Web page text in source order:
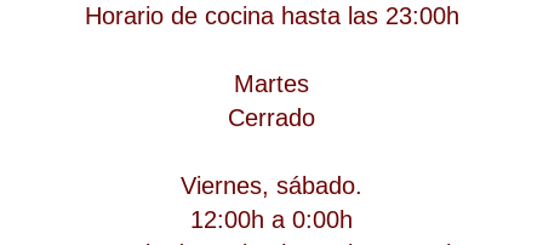
Horario de cocina hasta las 23:00h
Martes
Cerrado
Viernes, sábado.
12:00h a 0:00h